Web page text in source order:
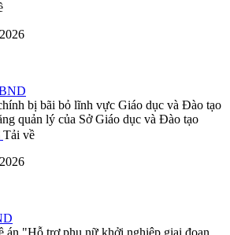
bị bãi bỏ lĩnh vực Giáo dục và Đào tạo
quản lý của Sở Giáo dục và Đào tạo
Tải về